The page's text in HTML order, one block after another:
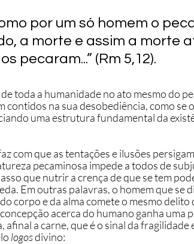
por um só homem o
a morte e assim a morte
pecaram...” (Rm 5,12).
toda a humanidade no ato mesmo do
contidos na sua desobediência, como se
uma estrutura fundamental da
com que as tentações e ilusões
pecaminosa impede a todos de
que nutrir a crença de que se tem
Em outras palavras, o homem que se
corpo e da alma comete o mesmo delito
acerca do humano ganha uma
afinal a carne, que é o sinal da
logos divino: